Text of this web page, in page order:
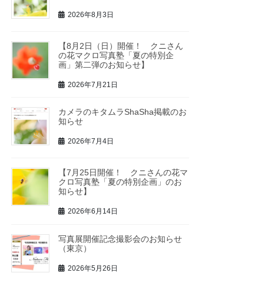
2026年8月3日
【8月2日（日）開催！ クニさん
の花マクロ写真塾「夏の特別企
画」第二弾のお知らせ】
2026年7月21日
カメラのキタムラShaSha掲載のお
知らせ
2026年7月4日
【7月25日開催！ クニさんの花マ
クロ写真塾「夏の特別企画」のお
知らせ】
2026年6月14日
写真展開催記念撮影会のお知らせ
（東京）
2026年5月26日